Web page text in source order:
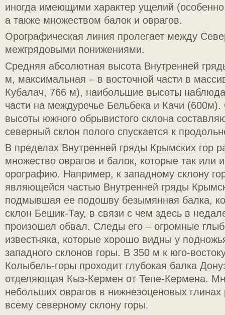
иногда имеющими характер ущелий
а также множеством балок и оврагов.
Орографическая линия пролегает между
межгрядовыми понижениями.
Средняя абсолютная высота Внутренней
м, максимальная – в восточной части в
Кубалач, 766 м), наибольшие высоты
части на междуречье Бельбека и Качи
высоты южного обрывистого склона
северный склон полого спускается к
В пределах Внутренней гряды Крымских гор
множество оврагов и балок, которые так или
орографию. Например, к западному склону
являющейся частью Внутренней гряды
подмывшая ее подошву безымянная балка,
склон Бешик-Тау, в связи с чем здесь в
произошел обвал. Следы его – огромные
известняка, которые хорошо видны у
западного склонов горы. В 350 м к юго-
Колыбель-горы проходит глубокая балка
отделяющая Кыз-Кермен от Тепе-Кермена.
небольших оврагов в нижнеэоценовых
всему северному склону горы.